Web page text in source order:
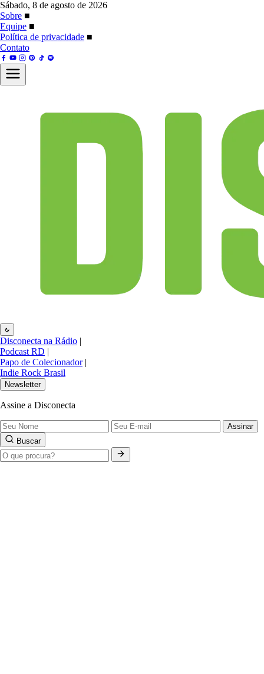
Sábado, 8 de agosto de 2026
Sobre ■
Equipe ■
Política de privacidade ■
Contato
Disconecta na Rádio |
Podcast RD |
Papo de Colecionador |
Indie Rock Brasil
Newsletter
Assine a Disconecta
Assinar
Buscar